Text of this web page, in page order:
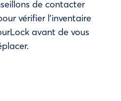
de contacter
vérifier l’inventaire
avant de vous